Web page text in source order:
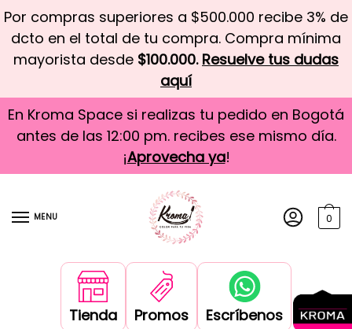
Por compras superiores a $500.000 recibe 3% de
dcto en el total de tu compra. Compra mínima
mayorista desde $100.000. Resuelve tus dudas
aquí
En Kroma Space si realizas tu pedido en Bogotá
antes de las 12:00 pm. recibes ese mismo día.
¡Aprovecha ya!
MENU 0
Tienda Promos Escríbenos